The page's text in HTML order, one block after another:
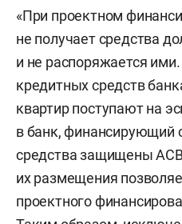
«При проектном
не получает средства
и не распоряжается
кредитных средств
квартир поступают на
в банк, финансирующий
средства защищены
их размещения
проектного